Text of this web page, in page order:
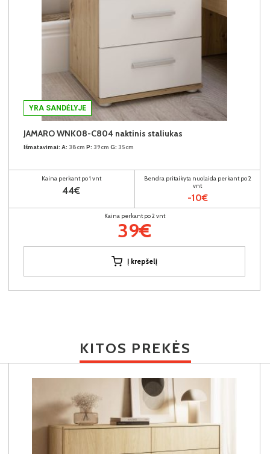
YRA SANDĖLYJE
JAMARO WNK08-C804 naktinis staliukas
Išmatavimai: A: 38cm P: 39cm G: 35cm
Kaina perkant po 1 vnt
44€
Bendra pritaikyta nuolaida perkant po 2
vnt
-10€
Kaina perkant po 2 vnt
39€
Į krepšelį
KITOS PREKĖS